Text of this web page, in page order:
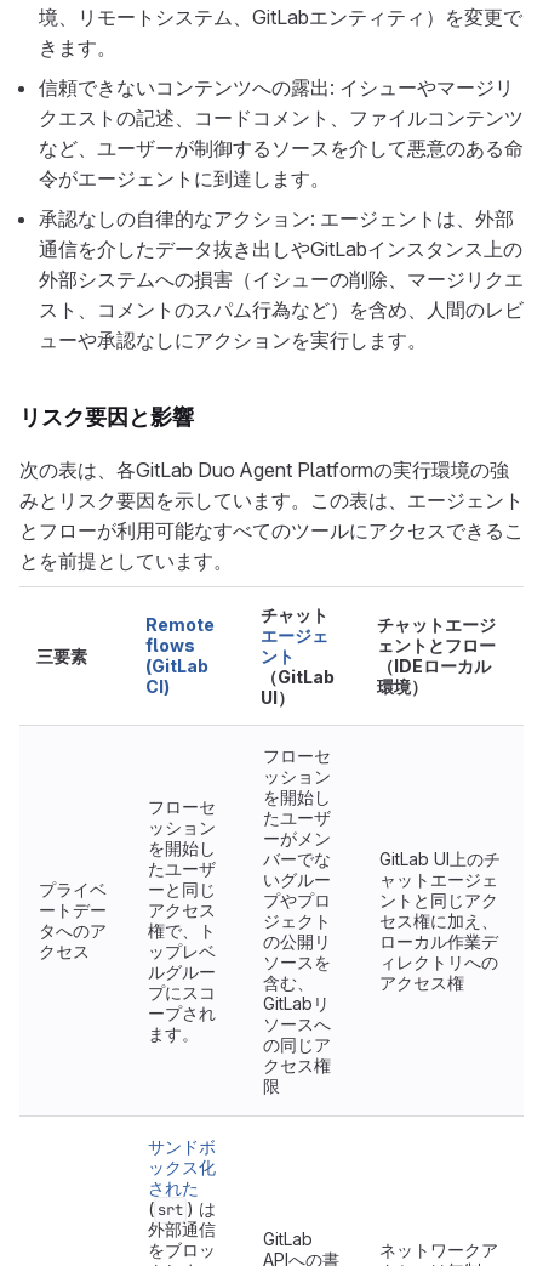
境、リモートシステム、GitLabエンティティ）を変更で
きます。
信頼できないコンテンツへの露出: イシューやマージリ
クエストの記述、コードコメント、ファイルコンテンツ
など、ユーザーが制御するソースを介して悪意のある命
令がエージェントに到達します。
承認なしの自律的なアクション: エージェントは、外部
通信を介したデータ抜き出しやGitLabインスタンス上の
外部システムへの損害（イシューの削除、マージリクエ
スト、コメントのスパム行為など）を含め、人間のレビ
ューや承認なしにアクションを実行します。
リスク要因と影響
次の表は、各GitLab Duo Agent Platformの実行環境の強
みとリスク要因を示しています。この表は、エージェント
とフローが利用可能なすべてのツールにアクセスできるこ
とを前提としています。
三要素
Remote
flows
(GitLab
CI)
チャット
エージェ
ント
（GitLab
UI）
チャットエージ
ェントとフロー
（IDEローカル
環境）
プライベ
ートデー
タへのア
クセス
フローセ
ッション
を開始し
たユーザ
ーと同じ
アクセス
権で、ト
ップレベ
ルグルー
プにスコ
ープされ
ます。
フローセ
ッション
を開始し
たユーザ
ーがメン
バーでな
いグルー
プやプロ
ジェクト
の公開リ
ソースを
含む、
GitLabリ
ソースへ
の同じア
クセス権
限
GitLab UI上のチ
ャットエージェ
ントと同じアク
セス権に加え、
ローカル作業デ
ィレクトリへの
アクセス権
サンドボ
ックス化
された
( srt ) は
外部通信
をブロッ
GitLab
APIへの書
ネットワークア